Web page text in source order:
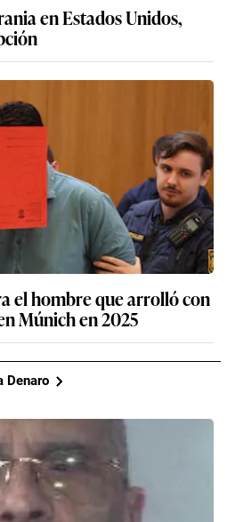
en Estados Unidos,
el hombre que arrolló con
Múnich en 2025
Denaro